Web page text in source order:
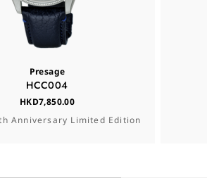
Presage
HCC004
HKD7,850.00
Anniversary Limited Edition